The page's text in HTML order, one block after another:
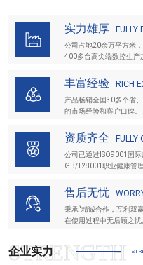
实力雄厚 FULLY
公司占地20余万平方米
400多台高尖端数控生产
丰富经验 RICH
产品畅销全国30多个省
的市场经验和客户口碑。
资质齐全 FULLY
公司已通过ISO9001国
GB/T28001职业健康管
售后无忧
秉承“精诚合作，互利双
在使用过程中无后顾之忧
企业实力